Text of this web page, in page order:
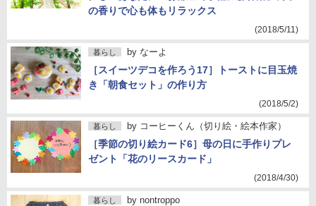
の香りで心も体もリラックス
(2018/5/11)
暮らし by なーよ
［スイーツデコを作ろう17］トーストに目玉焼
き「朝食セット」の作り方
(2018/5/2)
暮らし by コーヒーくん（切り絵・絵本作家）
［季節の切り絵カード6］母の日に手作りプレ
ゼント「花のリースカード」
(2018/4/30)
暮らし by nontroppo